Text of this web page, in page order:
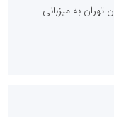
به میزبانی